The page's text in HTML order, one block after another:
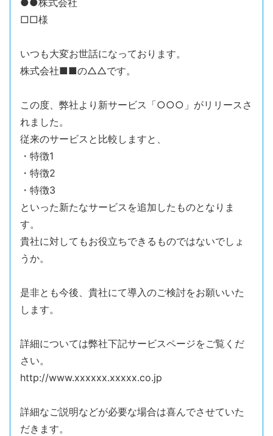
●●株式会社
□□様
いつも大変お世話になっております。
株式会社■■の△△です。
この度、弊社より新サービス「○○○」がリリースさ
れました。
従来のサービスと比較しますと、
・特徴1
・特徴2
・特徴3
といった新たなサービスを追加したものとなりま
す。
貴社に対してもお役立ちできるものではないでしょ
うか。
是非とも今後、貴社にて導入のご検討をお願いいた
します。
詳細については弊社下記サービスページをご覧くだ
さい。
http://www.xxxxxx.xxxxx.co.jp
詳細なご説明などが必要な場合は喜んでさせていた
だきます。